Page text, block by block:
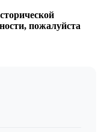
пожалуйста